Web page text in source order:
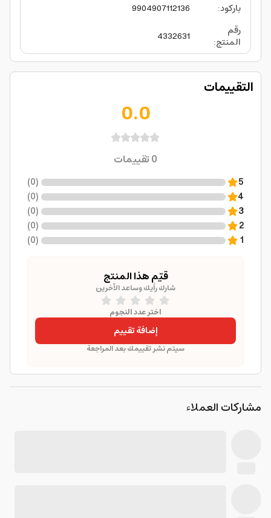
باركود:
9904907112136
رقم
المنتج:
4332631
التقييمات
0.0
0تقييمات
5
(
0
)
4
(
0
)
3
(
0
)
2
(
0
)
1
(
0
)
قيّم هذا المنتج
شارك رأيك وساعد الآخرين
اختر عدد النجوم
إضافة تقييم
سيتم نشر تقييمك بعد المراجعة
مشاركات العملاء